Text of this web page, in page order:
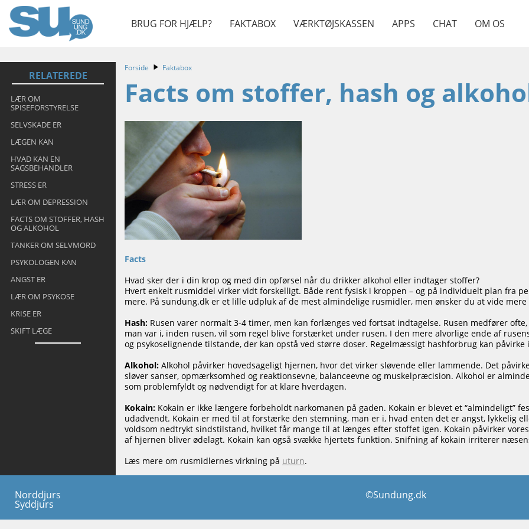
BRUG FOR HJÆLP? FAKTABOX VÆRKTØJSKASSEN APPS CHAT OM OS
RELATEREDE
LÆR OM
SPISEFORSTYRELSE
SELVSKADE ER
LÆGEN KAN
HVAD KAN EN
SAGSBEHANDLER
STRESS ER
LÆR OM DEPRESSION
FACTS OM STOFFER, HASH
OG ALKOHOL
TANKER OM SELVMORD
PSYKOLOGEN KAN
ANGST ER
LÆR OM PSYKOSE
KRISE ER
SKIFT LÆGE
Forside Faktabox
Facts om stoffer, hash og
Facts
Hvad sker der i din krop og med din opførsel når du drikker alkohol eller indtager stoffer?
Hvert enkelt rusmiddel virker vidt forskelligt. Både rent fysisk i kroppen – og på individuelt plan fra
mere. På sundung.dk er et lille udpluk af de mest almindelige rusmidler, men ønsker du at vide
Hash: Rusen varer normalt 3-4 timer, men kan forlænges ved fortsat indtagelse. Rusen medfører
man var i, inden rusen, vil som regel blive forstærket under rusen. I den mere alvorlige ende af
og psykoselignende tilstande, der kan opstå ved større doser. Regelmæssigt hashforbrug kan
Alkohol: Alkohol påvirker hovedsageligt hjernen, hvor det virker sløvende eller lammende. Det
sløver sanser, opmærksomhed og reaktionsevne, balanceevne og muskelpræcision. Alkohol er
som problemfyldt og nødvendigt for at klare hverdagen.
Kokain: Kokain er ikke længere forbeholdt narkomanen på gaden. Kokain er blevet et “almindeligt”
udadvendt. Kokain er med til at forstærke den stemning, man er i, hvad enten det er angst, lykkelig
voldsom nedtrykt sindstilstand, hvilket får mange til at længes efter stoffet igen. Kokain påvirker
af hjernen bliver ødelagt. Kokain kan også svække hjertets funktion. Snifning af kokain irriterer
Læs mere om rusmidlernes virkning på uturn.
Norddjurs
Syddjurs
©Sundung.dk